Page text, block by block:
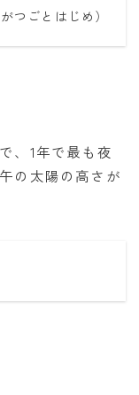
つごとはじめ）
、1年で最も夜
の太陽の高さが